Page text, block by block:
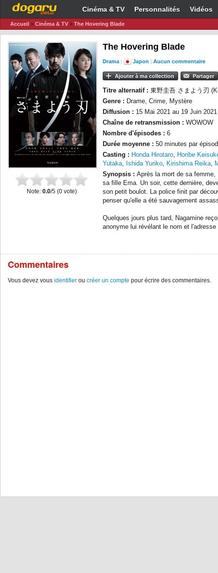
Cinéma & TV Personnalités Vidéos
Accueil » Cinéma & TV » The Hovering Blade
Note: 0.0/5 (0vote)
The Hovering Blade
Drama | Japon | Aucun commentaire
Ajouter à ma collection Partager
Titre alternatif : 東野圭吾 さまよう刃
Genre : Drame, Crime, Mystère
Diffusion : 15 Mai 2021 au 19 Juin 2021
Chaîne de retransmission : WOWOW
Nombre d'épisodes : 6
Durée moyenne : 50 minutes par
Casting : Honda Hirotaro, Horibe
Yutaka, Ishida Yuriko, Kirishima Reika,
Synopsis : Après la mort de sa
sa fille Ema. Un soir, cette dernière,
son petit boulot. La police finit par
penser qu'elle a été sauvagement
Quelques jours plus tard, Nagamine
anonyme lui révélant le nom et l'adresse
Commentaires
Vous devez vous identifier ou créer un compte pour écrire des commentaires.